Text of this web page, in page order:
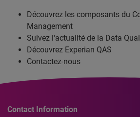
Découvrez les composants du
Management
Suivez l'actualité de la Data
Découvrez Experian QAS
Contactez-nous
Contact Information